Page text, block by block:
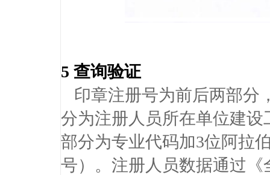
5 查询验证
印章注册号为前后两部分
分为注册人员所在单位建
部分为专业代码加3位阿拉
号）。注册人员数据通过